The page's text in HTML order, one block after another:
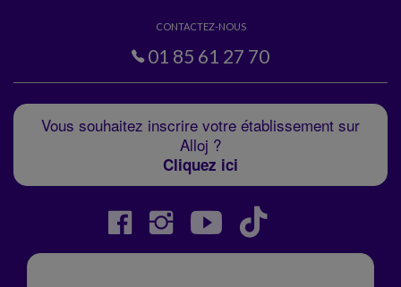
CONTACTEZ-NOUS
01 85 61 27 70
Vous souhaitez inscrire votre établissement sur
Alloj ?
Cliquez ici